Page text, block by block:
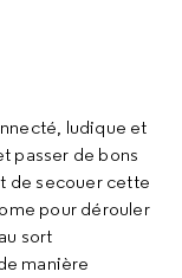
ludique et
passer de bons
de secouer cette
pour dérouler
sort
manière